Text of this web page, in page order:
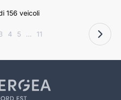
156 veicoli
4 5 ... 11